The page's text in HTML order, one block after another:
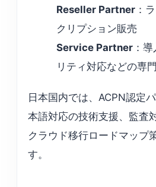
Reseller Partner ：
クリプション販売
Service Partner ：
リティ対応などの専
日本国内では、ACPN認定
本語対応の技術支援、監査
クラウド移行ロードマップ
す。